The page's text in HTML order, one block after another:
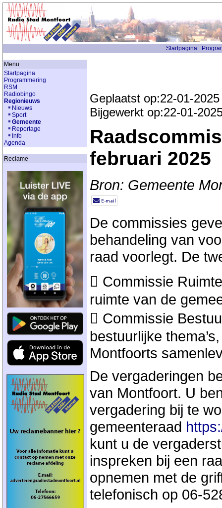
Startpagina
Menu
Startpagina
Programmering
RSM
Radiobingo
Regionieuws
Nieuws
Sport
Gemeente
Reportage
Info
Agenda
Reclame
Geplaatst op:22-01-2025
Bijgewerkt op:22-01-
februari 2025
Bron: Gemeente
De commissies
behandeling van
raad voorlegt. De
 Commissie
ruimte van de
 Commissie
bestuurlijke
Montfoorts
De vergaderingen
van Montfoort. U
vergadering bij te
gemeenteraad
kunt u de
inspreken bij een
opnemen met de
telefonisch op 06-